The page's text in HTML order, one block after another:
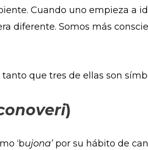
Cuando uno empieza a
diferente. Somos más
que tres de ellas son
)
‘bujona’ por su hábito de